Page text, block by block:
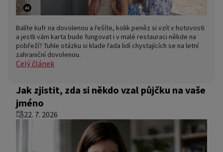
Balíte kufr na dovolenou a řešíte, kolik peněz si vzít v hotovosti
a jestli vám karta bude fungovat i v malé restauraci někde na
pobřeží? Tuhle otázku si klade řada lidí chystajících se na letní
zahraniční dovolenou.
Celý článek
Jak zjistit, zda si někdo vzal půjčku na vaše
jméno
22. 7. 2026